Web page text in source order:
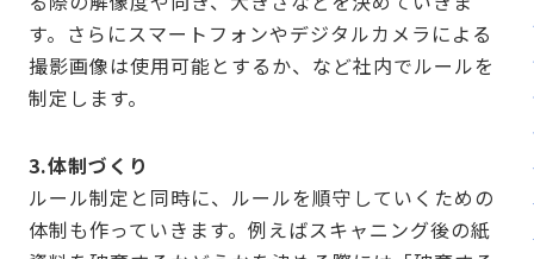
す。さらにスマートフォンやデジタルカメラによる
撮影画像は使用可能とするか、など社内でルールを
制定します。
3.体制づくり
ルール制定と同時に、ルールを順守していくための
体制も作っていきます。例えばスキャニング後の紙